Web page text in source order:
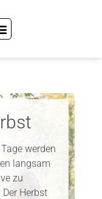
werden
langsam
zu
Herbst